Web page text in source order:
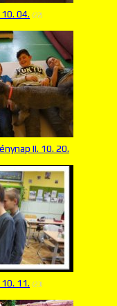
04. (22)
II. 10. 20.
11. (23)